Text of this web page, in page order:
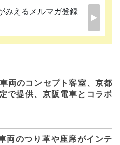
みえるメルマガ登録
両のコンセプト客室、京都
で提供、京阪電車とコラボ
両のつり革や座席がインテ